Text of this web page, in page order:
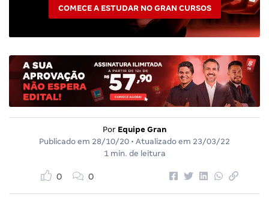
COMECE A ESTUDAR NO GRAN CURSOS
Por Equipe Gran
Publicado em 28/10/20 • Atualizado em 23/03/22
1 min. de leitura
0 0